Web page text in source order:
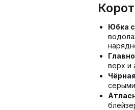
Юбка
верх и